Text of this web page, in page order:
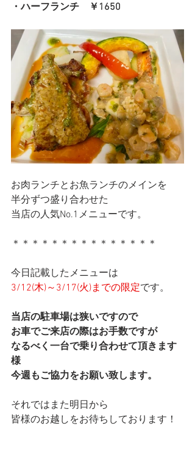
・ハーフランチ　￥1650
お肉ランチとお魚ランチのメインを
半分ずつ盛り合わせた
当店の人気No.1メニューです。
＊＊＊＊＊＊＊＊＊＊＊＊＊＊＊
今日記載したメニューは
3/12(木)～3/17(火)までの限定です。
当店の駐車場は狭いですので
お車でご来店の際はお手数ですが
なるべく一台で乗り合わせて頂きます
様
今週もご協力をお願い致します。
それではまた明日から
皆様のお越しをお待ちしております！